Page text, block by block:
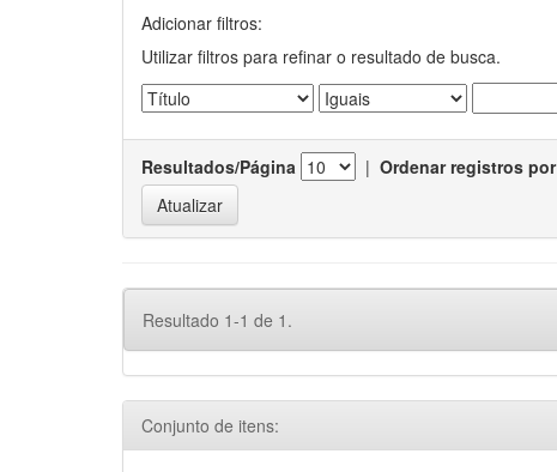
Adicionar filtros:
Utilizar filtros para refinar o resultado de busca.
Resultados/Página | Ordenar registros por
Resultado 1-1 de 1.
Conjunto de itens: